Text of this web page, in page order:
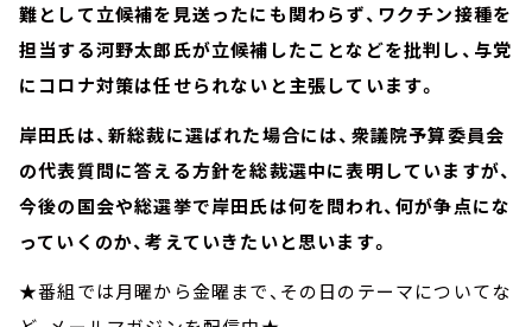
難として立候補を見送ったにも関わらず、ワクチン接種を
担当する河野太郎氏が立候補したことなどを批判し、与党
にコロナ対策は任せられないと主張しています。
岸田氏は、新総裁に選ばれた場合には、衆議院予算委員会
の代表質問に答える方針を総裁選中に表明していますが、
今後の国会や総選挙で岸田氏は何を問われ、何が争点にな
っていくのか、考えていきたいと思います。
★番組では月曜から金曜まで、その日のテーマについてな